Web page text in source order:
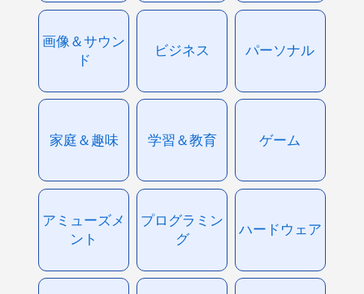
画像＆サウン
ド
ビジネス パーソナル
家庭＆趣味 学習＆教育 ゲーム
アミューズメ
ント
プログラミン
グ
ハードウェア